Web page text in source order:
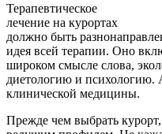
Терапевтическое
лечение на курортах
должно быть
идея всей терапии. Оно
широком смысле слова,
диетологию и психологию.
клинической медицины.
Прежде чем выбрать